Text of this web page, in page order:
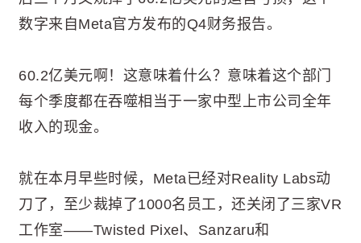
数字来自Meta官方发布的Q4财务报告。
60.2亿美元啊！这意味着什么？意味着这个部门
每个季度都在吞噬相当于一家中型上市公司全年
收入的现金。
就在本月早些时候，Meta已经对Reality Labs动
刀了，至少裁掉了1000名员工，还关闭了三家VR
工作室——Twisted Pixel、Sanzaru和